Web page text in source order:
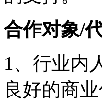
合作对象/
1、行业内
良好的商业